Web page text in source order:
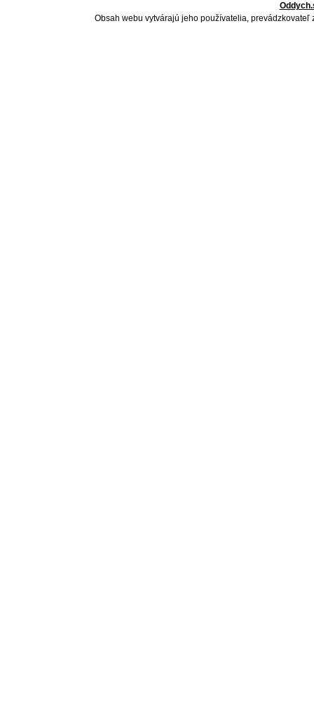
Obsah webu vytvárajú jeho používatelia,